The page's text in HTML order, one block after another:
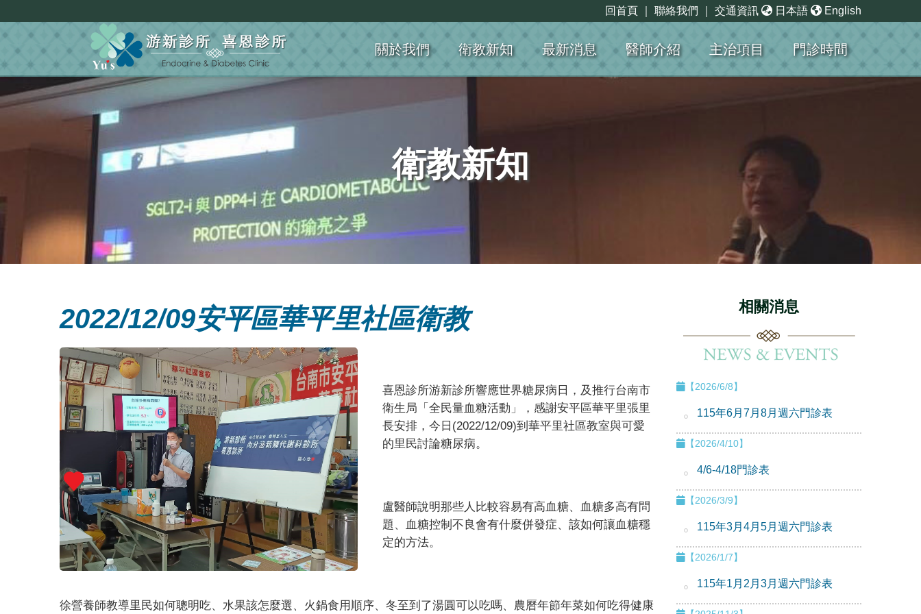
回首頁 聯絡我們 交通資訊 日本語 English
關於我們 衛教新知 最新消息 醫師介紹 主治項目 門診時間
衛教新知
2022/12/09安平區華平里社區衛教
喜恩診所游新診所響應世界糖尿病日，及推行台南市
衛生局「全民量血糖活動」，感謝安平區華平里張里
長安排，今日 (2022/12/09)到華平里社區教室與可愛
的里民討論糖尿病。
盧醫師說明那些人比較容易有高血糖、血糖多高有問
題、血糖控制不良會有什麼併發症、該如何讓血糖穩
定的方法。
徐營養師教導里民如何聰明吃、水果該怎麼選、火鍋食用順序、冬至到了湯圓可以吃嗎、農曆年節年菜如何吃得健康
相關消息
【2026/6/8】
115年6月7月8月週六門診表
【2026/4/10】
4/6-4/18門診表
【2026/3/9】
115年3月4月5月週六門診表
【2026/1/7】
115年1月2月3月週六門診表